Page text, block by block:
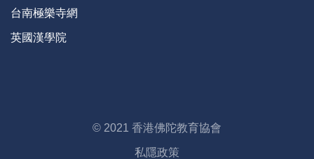
台南極樂寺網
英國漢學院
© 2021 香港佛陀教育協會
私隱政策